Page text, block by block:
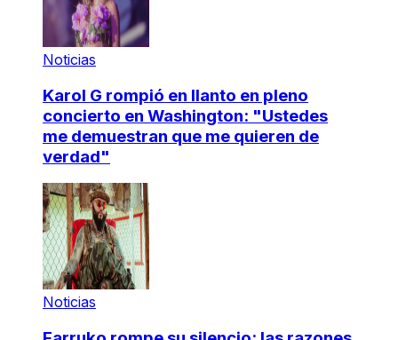
Noticias
Karol G rompió en llanto en pleno
concierto en Washington: "Ustedes
me demuestran que me quieren de
verdad"
Noticias